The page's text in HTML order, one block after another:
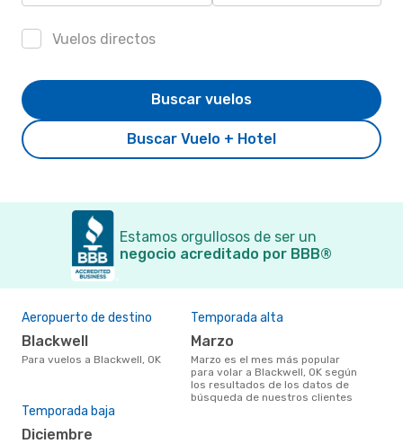
Vuelos directos
Buscar Vuelo + Hotel
Buscar vuelos
Estamos orgullosos de ser un
negocio acreditado por BBB®
Aeropuerto de destino
Blackwell
Para vuelos a Blackwell, OK
Temporada alta
marzo
marzo es el mes más popular
para volar a Blackwell, OK según
los resultados de los datos de
búsqueda de nuestros clientes
Temporada baja
diciembre